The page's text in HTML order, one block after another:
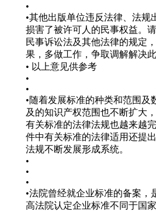
•
•其他出版单位违反法律、法规
损害了被许可人的民事权益。
民事诉讼法及其他法律的规定
果，多做工作，争取调解解决
• 以上意见供参考
•
•
•随着发展标准的种类和范围及
及的知识产权范围也不断扩大
有关标准的法律法规也越来越
件中有关标准的法律适用还提
法规不断发展形成系统。
•
•
•
•法院曾经就企业标准的备案，
高法院认定企业标准不同于国